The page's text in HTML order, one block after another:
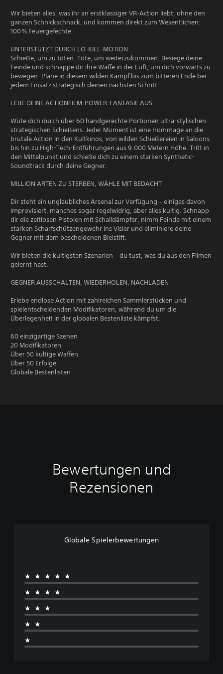
Wir bieten alles, was ihr an erstklassiger VR-Action liebt, ohne den
ganzen Schnickschnack, und kommen direkt zum Wesentlichen:
100 % Feuergefechte.
UNTERSTÜTZT DURCH LO-KILL-MOTION
Schieße, um zu töten. Töte, um weiterzukommen. Besiege deine
Feinde und schnappe dir ihre Waffe in der Luft, um dich vorwärts zu
bewegen. Plane in diesem wilden Kampf bis zum bitteren Ende bei
jedem Einsatz strategisch deinen nächsten Schritt.
LEBE DEINE ACTIONFILM-POWER-FANTASIE AUS
Wüte dich durch über 60 handgerechte Portionen ultra-stylischen
strategischen Schießens. Jeder Moment ist eine Hommage an die
brutale Action in den Kultkinos, von wilden Schießereien in Saloons
bis hin zu High-Tech-Entführungen aus 9.000 Metern Höhe. Tritt in
den Mittelpunkt und schieße dich zu einem starken Synthetic-
Soundtrack durch deine Gegner.
MILLION ARTEN ZU STERBEN, WÄHLE MIT BEDACHT
Dir steht ein unglaubliches Arsenal zur Verfügung – einiges davon
improvisiert, manches sogar regelwidrig, aber alles kultig. Schnapp
dir die zeitlosen Pistolen mit Schalldämpfer, nimm Feinde mit einem
starken Scharfschützengewehr ins Visier und eliminiere deine
Gegner mit dem bescheidenen Bleistift.
Wir bieten die kultigsten Szenarien – du tust, was du aus den Filmen
gelernt hast.
GEGNER AUSSCHALTEN, WIEDERHOLEN, NACHLADEN
Erlebe endlose Action mit zahlreichen Sammlerstücken und
spielentscheidenden Modifikatoren, während du um die
Überlegenheit in der globalen Bestenliste kämpfst.
60 einzigartige Szenen
20 Modifikatoren
Über 50 kultige Waffen
Über 50 Erfolge
Globale Bestenlisten
Bewertungen und
Rezensionen
Globale Spielerbewertungen
★★★★★
★★★★
★★★
★★
★